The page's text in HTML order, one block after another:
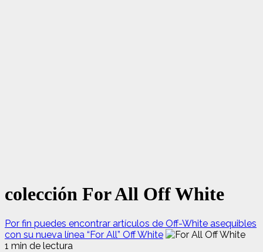
colección For All Off White
Por fin puedes encontrar artículos de Off-White asequibles
con su nueva línea “For All” Off White
1 min de lectura